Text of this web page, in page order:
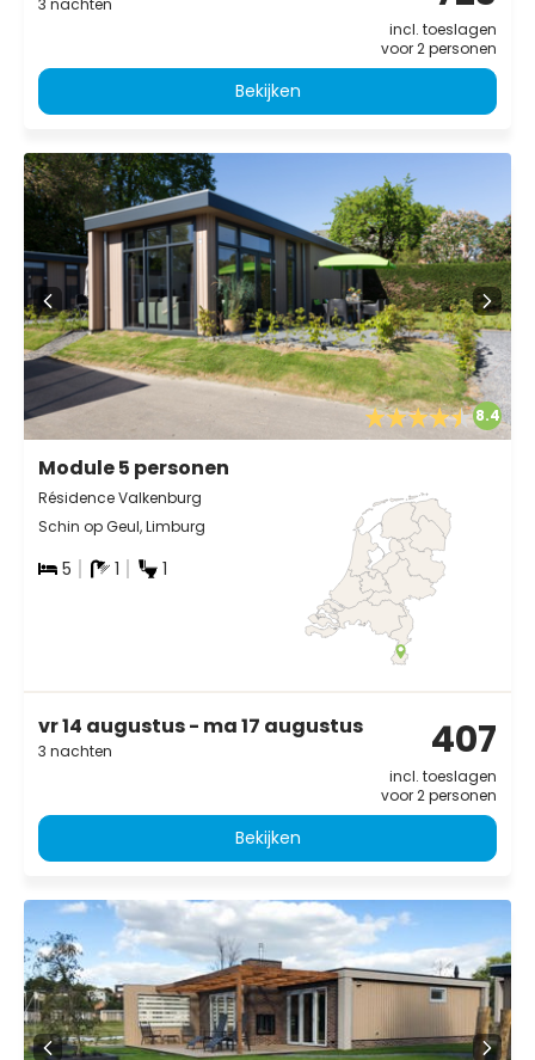
incl. toeslagen
voor 2 personen
Bekijken
8.4
Module 5 personen
Résidence Valkenburg
Schin op Geul, Limburg
5 1 1
vr 14 augustus - ma 17 augustus
3 nachten 407
incl. toeslagen
voor 2 personen
Bekijken